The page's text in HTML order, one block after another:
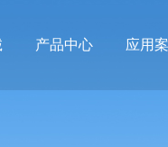
产品中心 应用